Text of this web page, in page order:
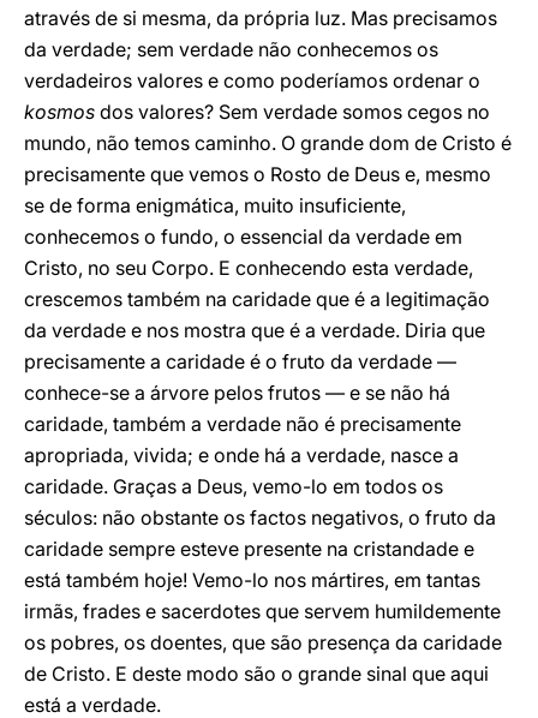
através de si mesma, da própria luz. Mas precisamos
da verdade; sem verdade não conhecemos os
verdadeiros valores e como poderíamos ordenar o
kosmos dos valores? Sem verdade somos cegos no
mundo, não temos caminho. O grande dom de Cristo é
precisamente que vemos o Rosto de Deus e, mesmo
se de forma enigmática, muito insuficiente,
conhecemos o fundo, o essencial da verdade em
Cristo, no seu Corpo. E conhecendo esta verdade,
crescemos também na caridade que é a legitimação
da verdade e nos mostra que é a verdade. Diria que
precisamente a caridade é o fruto da verdade —
conhece-se a árvore pelos frutos — e se não há
caridade, também a verdade não é precisamente
apropriada, vivida; e onde há a verdade, nasce a
caridade. Graças a Deus, vemo-lo em todos os
séculos: não obstante os factos negativos, o fruto da
caridade sempre esteve presente na cristandade e
está também hoje! Vemo-lo nos mártires, em tantas
irmãs, frades e sacerdotes que servem humildemente
os pobres, os doentes, que são presença da caridade
de Cristo. E deste modo são o grande sinal que aqui
está a verdade.